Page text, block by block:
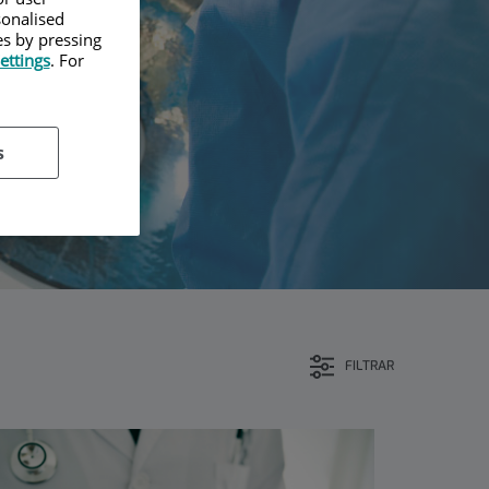
FILTRAR
by pressing
. For